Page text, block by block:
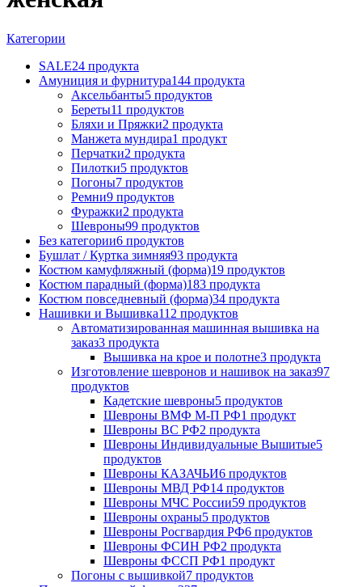
Категории
SALE24 продукта
Амуниция и фурнитура144 продукта
Аксельбанты5 продуктов
Береты11 продуктов
Бляхи и Пряжки2 продукта
Манжета мундира1 продукт
Перчатки2 продукта
Пилотки5 продуктов
Погоны7 продуктов
Ремни9 продуктов
Фуражки2 продукта
Шевроны99 продуктов
Без категории6 продуктов
Бушлат / Куртка зимняя93 продукта
Костюм камуфляжный (форма)19 продуктов
Костюм парадный (форма)183 продукта
Костюм повседневный (форма)34 продукта
Нашивки и Вышивка112 продуктов
Автоматизированная машинная вышивка на
заказ3 продукта
Вышивка на крое и полотне3 продукта
Изготовление шевронов и нашивок на заказ97
продуктов
Кадетские шевроны5 продуктов
Шевроны ВМФ М-П РФ1 продукт
Шевроны ВС РФ2 продукта
Шевроны Индивидуальные Вышитые5
продуктов
Шевроны КАЗАЧЬИ6 продуктов
Шевроны МВД РФ14 продуктов
Шевроны МЧС России59 продуктов
Шевроны охраны5 продуктов
Шевроны Росгвардия РФ6 продуктов
Шевроны ФСИН РФ2 продукта
Шевроны ФССП РФ1 продукт
Погоны с вышивкой7 продуктов